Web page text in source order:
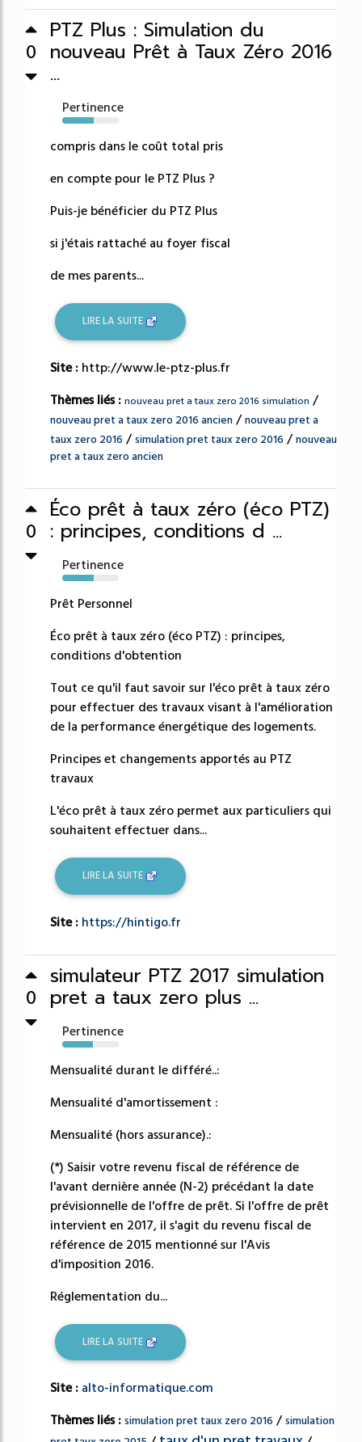
0
PTZ Plus : Simulation du
nouveau Prêt à Taux Zéro 2016
...
Pertinence
55%
compris dans le coût total pris
en compte pour le PTZ Plus ?
Puis-je bénéficier du PTZ Plus
si j'étais rattaché au foyer fiscal
de mes parents...
LIRE LA SUITE
Site : http://www.le-ptz-plus.fr
Thèmes liés : nouveau pret a taux zero 2016 simulation /
nouveau pret a taux zero 2016 ancien /nouveau pret a
taux zero 2016 /simulation pret taux zero 2016 /nouveau
pret a taux zero ancien
0
Éco prêt à taux zéro (éco PTZ)
: principes, conditions d ...
Pertinence
55%
Prêt Personnel
Éco prêt à taux zéro (éco PTZ) : principes,
conditions d'obtention
Tout ce qu'il faut savoir sur l'éco prêt à taux zéro
pour effectuer des travaux visant à l'amélioration
de la performance énergétique des logements.
Principes et changements apportés au PTZ
travaux
L'éco prêt à taux zéro permet aux particuliers qui
souhaitent effectuer dans...
LIRE LA SUITE
Site : https://hintigo.fr
0
simulateur PTZ 2017 simulation
pret a taux zero plus ...
Pertinence
54%
Mensualité durant le différé..:
Mensualité d'amortissement :
Mensualité (hors assurance).:
(*) Saisir votre revenu fiscal de référence de
l'avant dernière année (N-2) précédant la date
prévisionnelle de l'offre de prêt. Si l'offre de prêt
intervient en 2017, il s'agit du revenu fiscal de
référence de 2015 mentionné sur l'Avis
d'imposition 2016.
Réglementation du...
LIRE LA SUITE
Site : alto-informatique.com
Thèmes liés : simulation pret taux zero 2016 /simulation